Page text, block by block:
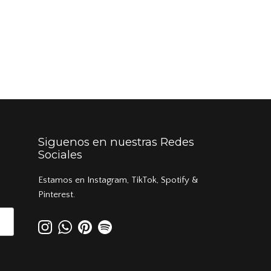
Siguenos en nuestras Redes
Sociales
Estamos en Instagram, TikTok, Spotify &
Pinterest.
InstagramWhatsApp
PinterestSpotify